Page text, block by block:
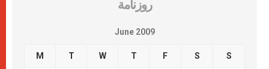
روزنامة
June 2009
M T W T F S S